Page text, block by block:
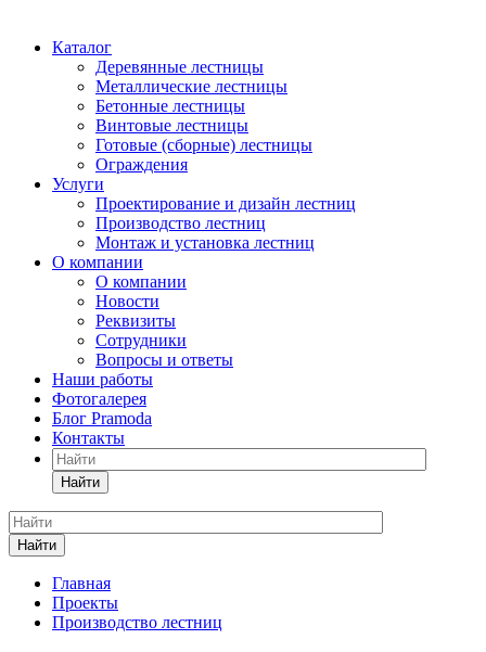
Каталог
Деревянные лестницы
Металлические лестницы
Бетонные лестницы
Винтовые лестницы
Готовые (сборные) лестницы
Ограждения
Услуги
Проектирование и дизайн лестниц
Производство лестниц
Монтаж и установка лестниц
О компании
О компании
Новости
Реквизиты
Сотрудники
Вопросы и ответы
Наши работы
Фотогалерея
Блог Pramoda
Контакты
Найти
Найти
Главная
Проекты
Производство лестниц